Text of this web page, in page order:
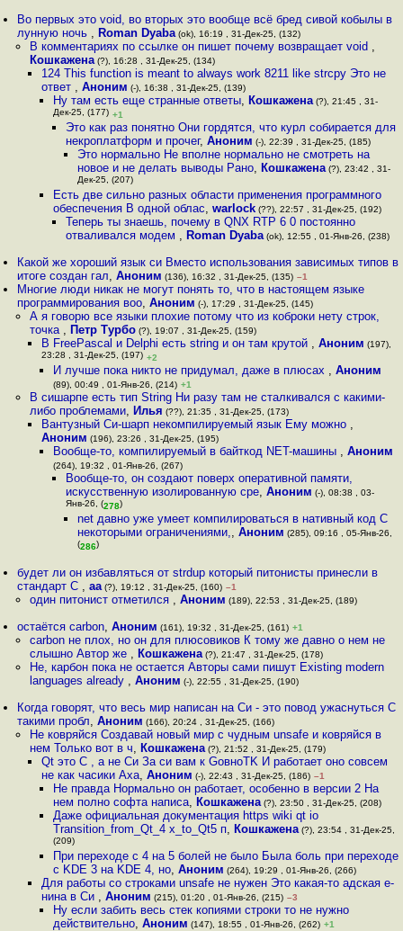
Во первых это void, во вторых это вообще всё бред сивой кобылы в
лунную ночь , Roman Dyaba (ok), 16:19 , 31-Дек-25, (132)
В комментариях по ссылке он пишет почему возвращает void ,
Кошкажена(?), 16:28 , 31-Дек-25, (134)
124 This function is meant to always work 8211 like strcpy Это не
ответ , Аноним (-), 16:38 , 31-Дек-25, (139)
Ну там есть еще странные ответы, Кошкажена (?), 21:45 , 31-
Дек-25, (177) +1
Это как раз понятно Они гордятся, что курл собирается для
некроплатформ и прочег, Аноним (-), 22:39 , 31-Дек-25, (185)
Это нормально Не вполне нормально не смотреть на
новое и не делать выводы Рано, Кошкажена(?), 23:42 , 31-
Дек-25, (207)
Есть две сильно разных области применения программного
обеспечения В одной облас,warlock (??), 22:57 , 31-Дек-25, (192)
Теперь ты знаешь, почему в QNX RTP 6 0 постоянно
отваливался модем , Roman Dyaba(ok), 12:55 , 01-Янв-26, (238)
Какой же хороший язык си Вместо использования зависимых типов в
итоге создан гал,Аноним (136), 16:32 , 31-Дек-25, (135) –1
Многие люди никак не могут понять то, что в настоящем языке
программирования воо,Аноним (-), 17:29 , 31-Дек-25, (145)
А я говорю все языки плохие потому что из коброки нету строк,
точка , Петр Турбо(?), 19:07 , 31-Дек-25, (159)
В FreePascal и Delphi есть string и он там крутой , Аноним (197),
23:28 , 31-Дек-25, (197) +2
И лучше пока никто не придумал, даже в плюсах ,Аноним
(89), 00:49 , 01-Янв-26, (214) +1
В сишарпе есть тип String Ни разу там не сталкивался с какими-
либо проблемами, Илья (??), 21:35 , 31-Дек-25, (173)
Вантузный Си-шарп некомпилируемый язык Ему можно ,
Аноним (196), 23:26 , 31-Дек-25, (195)
Вообще-то, компилируемый в байткод NET-машины ,Аноним
(264), 19:32 , 01-Янв-26, (267)
Вообще-то, он создают поверх оперативной памяти,
искусственную изолированную сре, Аноним (-), 08:38 , 03-
Янв-26, (278)
net давно уже умеет компилироваться в нативный код С
некоторыми ограничениями,, Аноним (285), 09:16 , 05-Янв-26,
(286)
будет ли он избавляться от strdup который питонисты принесли в
стандарт С ,aa (?), 19:12 , 31-Дек-25, (160) –1
один питонист отметился , Аноним (189), 22:53 , 31-Дек-25, (189)
остаётся carbon,Аноним (161), 19:32 , 31-Дек-25, (161) +1
carbon не плох, но он для плюсовиков К тому же давно о нем не
слышно Автор же , Кошкажена(?), 21:47 , 31-Дек-25, (178)
Не, карбон пока не остается Авторы сами пишут Existing modern
languages already , Аноним (-), 22:55 , 31-Дек-25, (190)
Когда говорят, что весь мир написан на Си - это повод ужаснуться С
такими пробл,Аноним (166), 20:24 , 31-Дек-25, (166)
Не ковряйся Создавай новый мир с чудным unsafe и ковряйся в
нем Только вот в ч, Кошкажена(?), 21:52 , 31-Дек-25, (179)
Qt это С , а не Си За си вам к GовноTK И работает оно совсем
не как часики Аха, Аноним (-), 22:43 , 31-Дек-25, (186) –1
Не правда Нормально он работает, особенно в версии 2 На
нем полно софта написа, Кошкажена (?), 23:50 , 31-Дек-25, (208)
Даже официальная документация https wiki qt io
Transition_from_Qt_4 x_to_Qt5 п, Кошкажена (?), 23:54 , 31-Дек-25,
(209)
При переходе с 4 на 5 болей не было Была боль при переходе
с KDE 3 на KDE 4, но,Аноним (264), 19:29 , 01-Янв-26, (266)
Для работы со строками unsafe не нужен Это какая-то адская е-
нина в Си , Аноним (215), 01:20 , 01-Янв-26, (215) –3
Ну если забить весь стек копиями строки то не нужно
действительно,Аноним (147), 18:55 , 01-Янв-26, (262) +1